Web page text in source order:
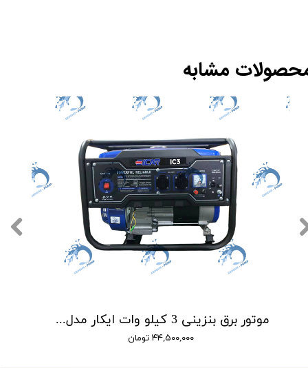
موتور برق بنزینی 3 کیلو وات ایکار مدل EICAR IC3E
۴۴,۵۰۰,۰۰۰ تومان
مشابه